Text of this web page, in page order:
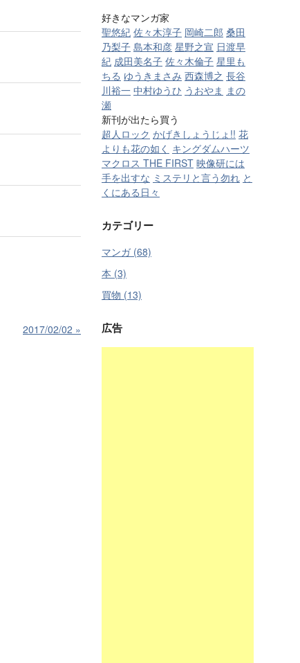
2017/02/02 »
好きなマンガ家
聖悠紀 佐々木淳子 岡崎二郎 桑田
乃梨子 島本和彦 星野之宣 日渡早
紀 成田美名子 佐々木倫子 星里も
ちる ゆうきまさみ 西森博之 長谷
川裕一 中村ゆうひ うおやま まの
瀬
新刊が出たら買う
超人ロック かげきしょうじょ!! 花
よりも花の如く キングダムハーツ
マクロス THE FIRST 映像研には
手を出すな ミステリと言う勿れ と
くにある日々
カテゴリー
マンガ (68)
本 (3)
買物 (13)
広告